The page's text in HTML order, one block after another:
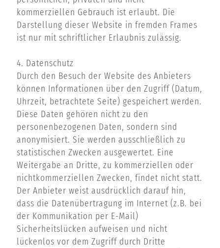
kommerziellen Gebrauch ist erlaubt. Die
Darstellung dieser Website in fremden Frames
ist nur mit schriftlicher Erlaubnis zulässig.
4. Datenschutz
Durch den Besuch der Website des Anbieters
können Informationen über den Zugriff (Datum,
Uhrzeit, betrachtete Seite) gespeichert werden.
Diese Daten gehören nicht zu den
personenbezogenen Daten, sondern sind
anonymisiert. Sie werden ausschließlich zu
statistischen Zwecken ausgewertet. Eine
Weitergabe an Dritte, zu kommerziellen oder
nichtkommerziellen Zwecken, findet nicht statt.
Der Anbieter weist ausdrücklich darauf hin,
dass die Datenübertragung im Internet (z.B. bei
der Kommunikation per E-Mail)
Sicherheitslücken aufweisen und nicht
lückenlos vor dem Zugriff durch Dritte